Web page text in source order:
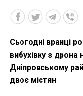
Сьогодні вранці
вибухівку з дрона
Дніпровському
двоє містян